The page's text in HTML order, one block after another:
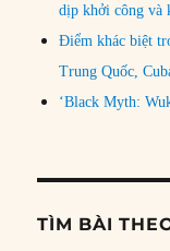
dịp khởi công và
Điểm khác biệt
Trung Quốc,
‘Black Myth:
TÌM BÀI